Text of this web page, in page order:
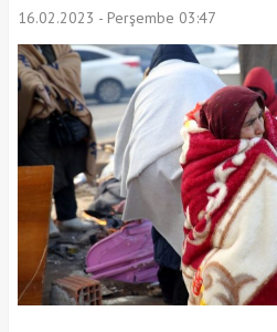
16.02.2023 - Perşembe 03:47